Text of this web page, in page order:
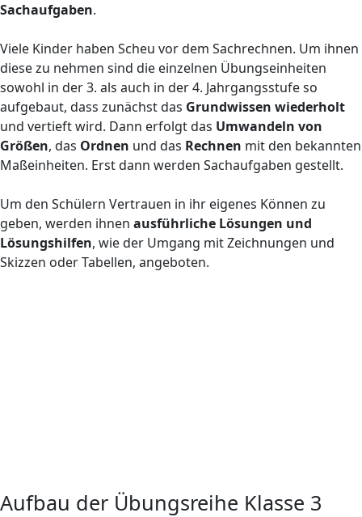
Sachaufgaben.
Viele Kinder haben Scheu vor dem Sachrechnen. Um ihnen
diese zu nehmen sind die einzelnen Übungseinheiten
sowohl in der 3. als auch in der 4. Jahrgangsstufe so
aufgebaut, dass zunächst das Grundwissen wiederholt
und vertieft wird. Dann erfolgt das Umwandeln von
Größen, das Ordnen und das Rechnen mit den bekannten
Maßeinheiten. Erst dann werden Sachaufgaben gestellt.
Um den Schülern Vertrauen in ihr eigenes Können zu
geben, werden ihnen ausführliche Lösungen und
Lösungshilfen, wie der Umgang mit Zeichnungen und
Skizzen oder Tabellen, angeboten.
Aufbau der Übungsreihe Klasse 3